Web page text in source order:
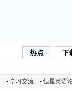
热点 下
- 学习交流 -恒星英语